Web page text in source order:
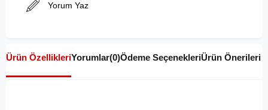
Yorum Yaz
Ürün ÖzellikleriYorumlar(0)Ödeme SeçenekleriÜrün Önerileri